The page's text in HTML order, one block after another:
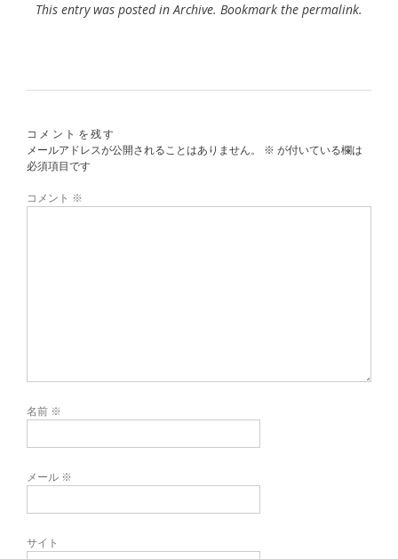
This entry was posted inArchive. Bookmark the permalink.
コメントを残す
メールアドレスが公開されることはありません。
※ が付いている欄は
必須項目です
コメント ※
名前 ※
メール ※
サイト